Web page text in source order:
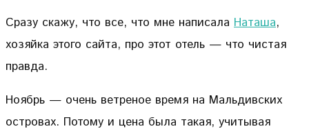
Сразу скажу, что все, что мне написала Наташа,
хозяйка этого сайта, про этот отель — что чистая
правда.
Ноябрь — очень ветреное время на Мальдивских
островах. Потому и цена была такая, учитывая